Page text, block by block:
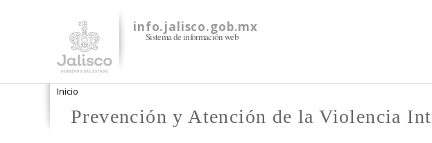
info.jalisco.gob.mx
Sistema de información web
Se encuentra usted aquí
Inicio
Prevención y Atención de la Violencia